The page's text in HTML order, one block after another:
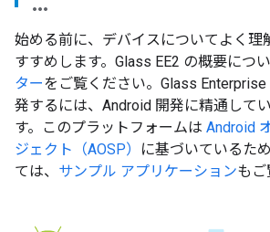
始める前に、デバイスについてよく理
すすめします。Glass EE2 の概要につい
ターをご覧ください。Glass
発するには、Android 開発に精通して
す。このプラットフォームは Android
ジェクト（AOSP）
に基づいているた
ては、 サンプル アプリケーションもご